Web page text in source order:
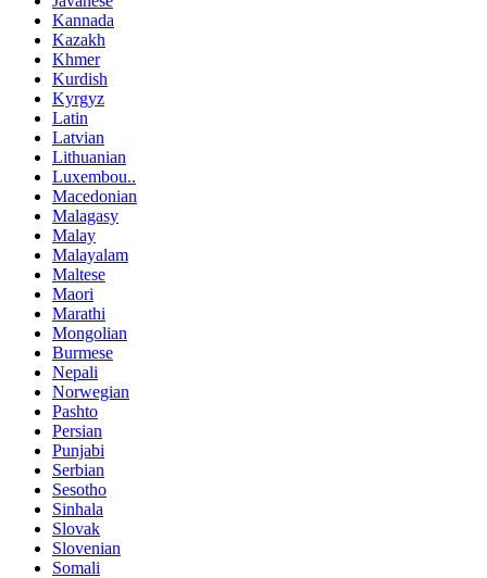
Kannada
Kazakh
Khmer
Kurdish
Kyrgyz
Latin
Latvian
Lithuanian
Luxembou..
Macedonian
Malagasy
Malay
Malayalam
Maltese
Maori
Marathi
Mongolian
Burmese
Nepali
Norwegian
Pashto
Persian
Punjabi
Serbian
Sesotho
Sinhala
Slovak
Slovenian
Somali